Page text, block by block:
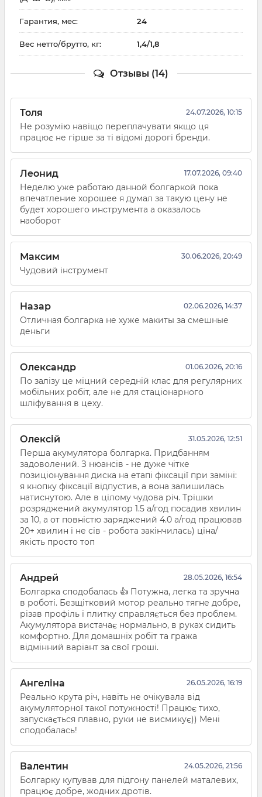
Гарантия, мес: 24
Вес нетто/брутто, кг: 1,4/1,8
Отзывы (14)
Толя 24.07.2026, 10:15
Не розумію навіщо переплачувати якщо ця
працює не гірше за ті відомі дорогі бренди.
Леонид 17.07.2026, 09:40
Неделю уже работаю данной болгаркой пока
впечатление хорошее я думал за такую цену не
будет хорошего инструмента а оказалось
наоборот
Максим 30.06.2026, 20:49
Чудовий інструмент
Назар 02.06.2026, 14:37
Отличная болгарка не хуже макиты за смешные
деньги
Олександр 01.06.2026, 20:16
По залізу це міцний середній клас для регулярних
мобільних робіт, але не для стаціонарного
шліфування в цеху.
Олексій 31.05.2026, 12:51
Перша акумулятора болгарка. Придбанням
задоволений. З нюансів - не дуже чітке
позиціонування диска на етапі фіксації при заміні:
я кнопку фіксації відпустив, а вона залишилась
натиснутою. Але в цілому чудова річ. Трішки
розряджений акумулятор 1.5 а/год посадив хвилин
за 10, а от повністю заряджений 4.0 а/год працював
20+ хвилин і не сів - робота закінчилась) ціна/
якість просто топ
Андрей 28.05.2026, 16:54
Болгарка сподобалась 👍 Потужна, легка та зручна
в роботі. Безщітковий мотор реально тягне добре,
різав профіль і плитку справляється без проблем.
Акумулятора вистачає нормально, в руках сидить
комфортно. Для домашніх робіт та гража
відмінний варіант за свої гроші.
Ангеліна 26.05.2026, 16:19
Реально крута річ, навіть не очікувала від
акумуляторної такої потужності! Працює тихо,
запускається плавно, руки не висмикує)) Мені
сподобалась!
Валентин 24.05.2026, 21:56
Болгарку купував для підгону панелей маталевих,
працює добре, жодних дротів.